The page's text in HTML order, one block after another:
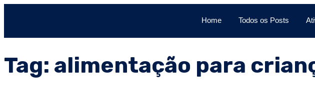
Home Todos os Posts
Tag: alimentação para